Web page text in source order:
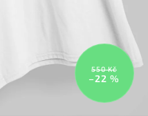
550 Kč
–22 %